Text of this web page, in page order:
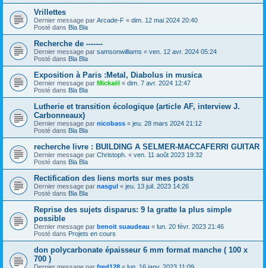
Vrillettes
Dernier message par Arcade-F « dim. 12 mai 2024 20:40
Posté dans Bla Bla
Recherche de -------
Dernier message par samsonwilliams « ven. 12 avr. 2024 05:24
Posté dans Bla Bla
Exposition à Paris :Metal, Diabolus in musica
Dernier message par Mickaël « dim. 7 avr. 2024 12:47
Posté dans Bla Bla
Lutherie et transition écologique (article AF, interview J.
Carbonneaux)
Dernier message par nicobass « jeu. 28 mars 2024 21:12
Posté dans Bla Bla
recherche livre : BUILDING A SELMER-MACCAFERRI GUITAR
Dernier message par Christoph. « ven. 11 août 2023 19:32
Posté dans Bla Bla
Rectification des liens morts sur mes posts
Dernier message par nasgul « jeu. 13 juil. 2023 14:26
Posté dans Bla Bla
Reprise des sujets disparus: 9 la gratte la plus simple
possible
Dernier message par benoit suaudeau « lun. 20 févr. 2023 21:46
Posté dans Projets en cours
don polycarbonate épaisseur 6 mm format manche ( 100 x
700 )
Dernier message par fred128 « lun. 16 janv. 2023 11:09